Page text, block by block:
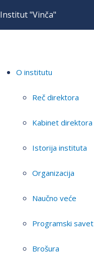
Institut "Vinča"
O institutu
Reč direktora
Kabinet direktora
Istorija instituta
Organizacija
Naučno veće
Programski savet
Brošura